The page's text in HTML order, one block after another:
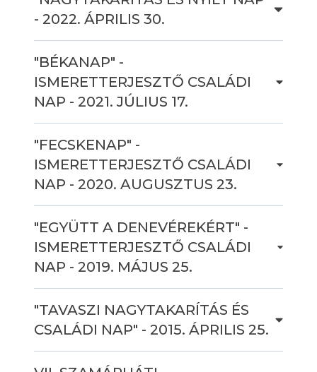
- 2022. ÁPRILIS 30.
"BÉKANAP" -
ISMERETTERJESZTŐ CSALÁDI
NAP - 2021. JÚLIUS 17.
"FECSKENAP" -
ISMERETTERJESZTŐ CSALÁDI
NAP - 2020. AUGUSZTUS 23.
"EGYÜTT A DENEVÉREKÉRT" -
ISMERETTERJESZTŐ CSALÁDI
NAP - 2019. MÁJUS 25.
"TAVASZI NAGYTAKARÍTÁS ÉS
CSALÁDI NAP" - 2015. ÁPRILIS 25.